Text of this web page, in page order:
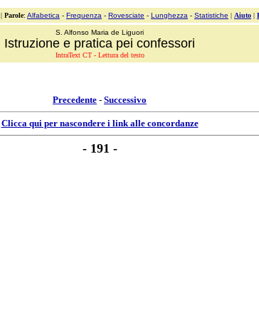
| Parole: Alfabetica - Frequenza - Rovesciate - Lunghezza - Statistiche | Aiuto |
S. Alfonso Maria de Liguori
Istruzione e pratica pei confessori
IntraText CT - Lettura del testo
Precedente - Successivo
Clicca qui per nascondere i link alle concordanze
- 191 -